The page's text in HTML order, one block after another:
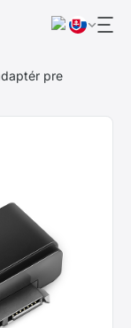
pre